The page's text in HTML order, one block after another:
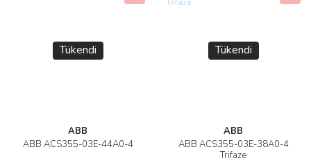
Tükendi
ABB
ABB ACS355-03E-44A0-4
Tükendi
ABB
ABB ACS355-03E-38A0-4
Trifaze